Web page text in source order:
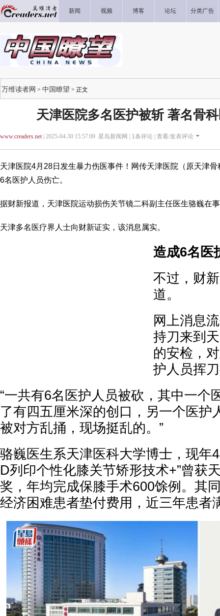
新闻 视频 博客 论坛 分类广告
万维读者网 > 中国瞭望 > 正文
天津医院多名医护被斩 著名骨
www.creaders.net| 2025-04-30 15:57:09 星岛新闻网 | 1条评论 | 查看/发表评论
天津医院4月28日发生暴力伤医事件！网传天津医院（原天津
6名医护人员伤亡。
据财新报道，天津医院运动损伤关节镜二科副主任医生骆巍在
天津多名医疗界人士向财新证实，该消息属实。
造成6名医
不过，财
道。
网上消息
持刀来到
的安检，
护人员挥
“一共有6名医护人员被砍，其中一个
了有四五厘米深的创口，另一个医护
被对方乱捅，现场挺乱的。”
骆巍医生系天津医科大学博士，现年
D列印个性化膝关节矫形技术+”曾获
奖，年均完成保膝手术600馀例。其
经济困难患者垫付费用，近三年患者